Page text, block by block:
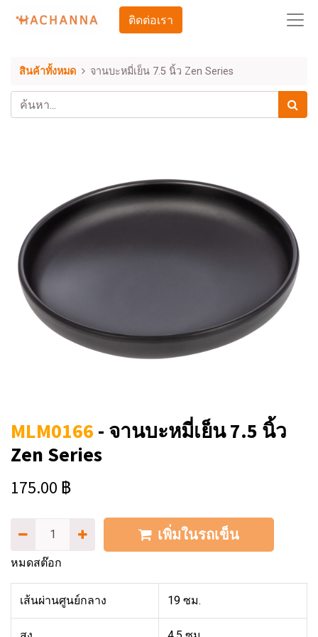
ติดต่อเรา
สินค้าทั้งหมด จานบะหมี่เย็น 7.5 นิ้ว Zen Series
MLM0166 - จานบะหมี่เย็น 7.5 นิ้ว
Zen Series
175.00 ฿
เพิ่มในรถเข็น
หมดสต๊อก
เส้นผ่านศูนย์กลาง 19 ซม.